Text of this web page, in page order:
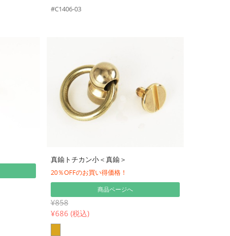
#C1406-03
真鍮トチカン小＜真鍮＞
20％OFFのお買い得価格！
商品ページへ
¥858
¥686 (税込)